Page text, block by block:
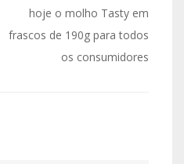
hoje o molho Tasty em
frascos de 190g para todos
os consumidores